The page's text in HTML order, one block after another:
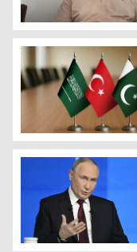
Adem Geveri
Suudi Arabistan,